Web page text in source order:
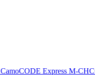
Express M-